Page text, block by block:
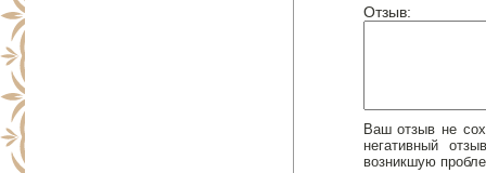
Отзыв:
Ваш отзыв не
негативный
возникшую